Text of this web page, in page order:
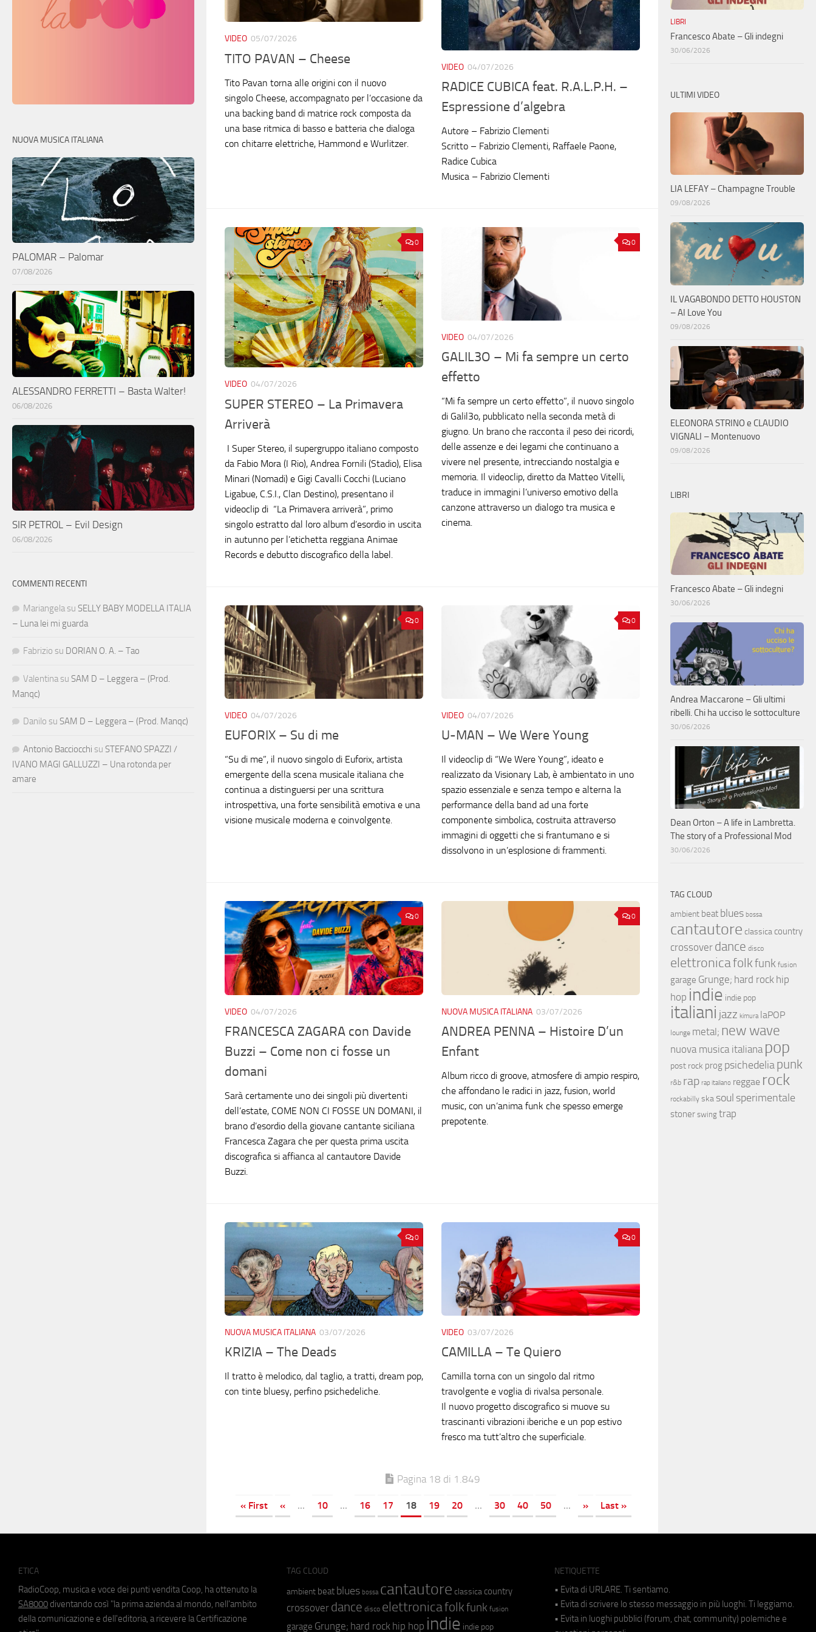
VIDEO 05/07/2026
TITO PAVAN – Cheese
Tito Pavan torna alle origini con il nuovo
singolo Cheese, accompagnato per l’occasione da
una backing band di matrice rock composta da
una base ritmica di basso e batteria che dialoga
con chitarre elettriche, Hammond e Wurlitzer.
VIDEO 04/07/2026
RADICE CUBICA feat. R.A.L.P.H. –
Espressione d’algebra
Autore – Fabrizio Clementi
Scritto – Fabrizio Clementi, Raffaele Paone,
Radice Cubica
Musica – Fabrizio Clementi
0
VIDEO 04/07/2026
SUPER STEREO – La Primavera
Arriverà
I Super Stereo, il supergruppo italiano composto
da Fabio Mora (I Rio), Andrea Fornili (Stadio), Elisa
Minari (Nomadi) e Gigi Cavalli Cocchi (Luciano
Ligabue, C.S.I., Clan Destino), presentano il
videoclip di “La Primavera arriverà”, primo
singolo estratto dal loro album d’esordio in uscita
in autunno per l’etichetta reggiana Animae
Records e debutto discografico della label.
0
VIDEO 04/07/2026
GALIL3O – Mi fa sempre un certo
effetto
“Mi fa sempre un certo effetto”, il nuovo singolo
di Galil3o, pubblicato nella seconda metà di
giugno. Un brano che racconta il peso dei ricordi,
delle assenze e dei legami che continuano a
vivere nel presente, intrecciando nostalgia e
memoria. Il videoclip, diretto da Matteo Vitelli,
traduce in immagini l’universo emotivo della
canzone attraverso un dialogo tra musica e
cinema.
0
VIDEO 04/07/2026
EUFORIX – Su di me
“Su di me”, il nuovo singolo di Euforix, artista
emergente della scena musicale italiana che
continua a distinguersi per una scrittura
introspettiva, una forte sensibilità emotiva e una
visione musicale moderna e coinvolgente.
0
VIDEO 04/07/2026
U-MAN – We Were Young
Il videoclip di “We Were Young”, ideato e
realizzato da Visionary Lab, è ambientato in uno
spazio essenziale e senza tempo e alterna la
performance della band ad una forte
componente simbolica, costruita attraverso
immagini di oggetti che si frantumano e si
dissolvono in un’esplosione di frammenti.
0
VIDEO 04/07/2026
FRANCESCA ZAGARA con Davide
Buzzi – Come non ci fosse un
domani
Sarà certamente uno dei singoli più divertenti
dell’estate, COME NON CI FOSSE UN DOMANI, il
brano d’esordio della giovane cantante siciliana
Francesca Zagara che per questa prima uscita
discografica si affianca al cantautore Davide
Buzzi.
0
NUOVA MUSICA ITALIANA 03/07/2026
ANDREA PENNA – Histoire D’un
Enfant
Album ricco di groove, atmosfere di ampio respiro,
che affondano le radici in jazz, fusion, world
music, con un’anima funk che spesso emerge
prepotente.
0
NUOVA MUSICA ITALIANA 03/07/2026
KRIZIA – The Deads
Il tratto è melodico, dal taglio, a tratti, dream pop,
con tinte bluesy, perfino psichedeliche.
0
VIDEO 03/07/2026
CAMILLA – Te Quiero
Camilla torna con un singolo dal ritmo
travolgente e voglia di rivalsa personale.
Il nuovo progetto discografico si muove su
trascinanti vibrazioni iberiche e un pop estivo
fresco ma tutt’altro che superficiale.
Pagina 18 di 1.849
« First « ... 10 ... 16 17 18 19 20 ... 30 40 50 ... » Last »
NUOVA MUSICA ITALIANA
PALOMAR – Palomar
07/08/2026
ALESSANDRO FERRETTI – Basta Walter!
06/08/2026
SIR PETROL – Evil Design
06/08/2026
COMMENTI RECENTI
Mariangela su SELLY BABY MODELLA ITALIA
– Luna lei mi guarda
Fabrizio su DORIAN O. A. – Tao
Valentina su SAM D – Leggera – (Prod.
Manqc)
Danilo su SAM D – Leggera – (Prod. Manqc)
Antonio Bacciocchi su STEFANO SPAZZI /
IVANO MAGI GALLUZZI – Una rotonda per
amare
LIBRI
Francesco Abate – Gli indegni
30/06/2026
ULTIMI VIDEO
LIA LEFAY – Champagne Trouble
09/08/2026
IL VAGABONDO DETTO HOUSTON
– AI Love You
09/08/2026
ELEONORA STRINO e CLAUDIO
VIGNALI – Montenuovo
09/08/2026
LIBRI
Francesco Abate – Gli indegni
30/06/2026
Andrea Maccarone – Gli ultimi
ribelli. Chi ha ucciso le sottoculture
30/06/2026
Dean Orton – A life in Lambretta.
The story of a Professional Mod
30/06/2026
TAG CLOUD
ambient beat blues bossa
cantautore classica country
crossover dance disco
elettronicafolkfunk fusion
garage Grunge; hard rock hip
hop indie indie pop
italiani jazz kimura laPOP
lounge metal; new wave
nuova musica italiana pop
post rock prog psichedeliapunk
r&b rap rap italiano reggae rock
rockabilly ska soul sperimentale
stoner swing trap
ETICA
RadioCoop, musica e voce dei punti vendita Coop, ha ottenuto la
SA8000 diventando così "la prima azienda al mondo, nell'ambito
della comunicazione e dell'editoria, a ricevere la Certificazione
TAG CLOUD
ambient beat blues bossa cantautore classica country
crossover dance disco elettronicafolkfunk fusion
garage Grunge; hard rock hip hop indie indie pop
NETIQUETTE
• Evita di URLARE. Ti sentiamo.
• Evita di scrivere lo stesso messaggio in più luoghi. Ti leggiamo.
• Evita in luoghi pubblici (forum, chat, community) polemiche e